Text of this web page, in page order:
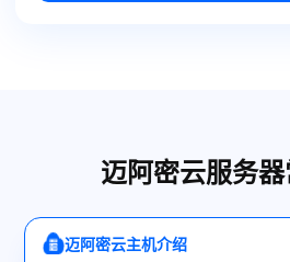
迈阿密云服务
迈阿密云主机介绍